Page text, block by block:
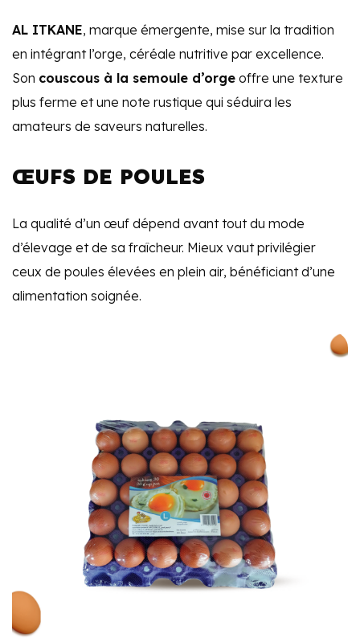
AL ITKANE, marque émergente, mise sur la tradition
en intégrant l’orge, céréale nutritive par excellence.
Son couscous à la semoule d’orge offre une texture
plus ferme et une note rustique qui séduira les
amateurs de saveurs naturelles.
ŒUFS DE POULES
La qualité d’un œuf dépend avant tout du mode
d’élevage et de sa fraîcheur. Mieux vaut privilégier
ceux de poules élevées en plein air, bénéficiant d’une
alimentation soignée.